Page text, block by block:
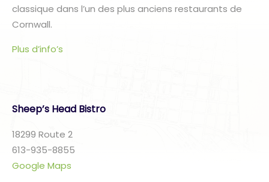
classique dans l’un des plus anciens restaurants de
Cornwall.
Plus d’info’s
Sheep’s Head Bistro
18299 Route 2
613-935-8855
Google Maps